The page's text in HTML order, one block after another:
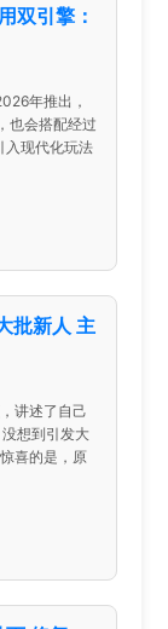
双引擎：
年推出，
也会搭配经过
入现代化玩法
批新人 主
讲述了自己
想到引发大
喜的是，原